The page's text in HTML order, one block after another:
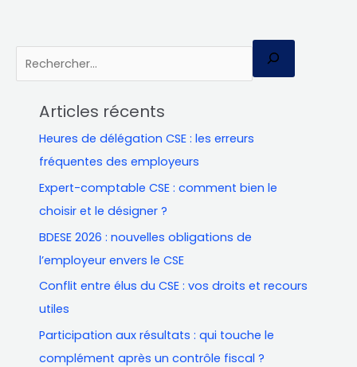
R
Articles récents
Heures de délégation CSE : les erreurs
fréquentes des employeurs
Expert-comptable CSE : comment bien le
choisir et le désigner ?
BDESE 2026 : nouvelles obligations de
l’employeur envers le CSE
Conflit entre élus du CSE : vos droits et recours
utiles
Participation aux résultats : qui touche le
complément après un contrôle fiscal ?